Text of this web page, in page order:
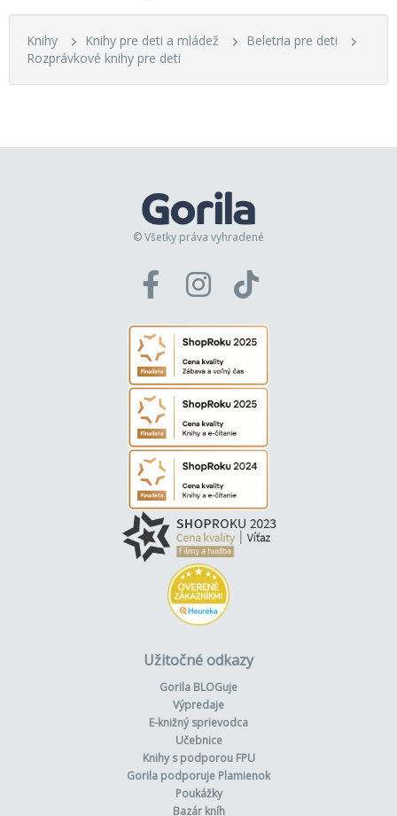
Knihy Knihy pre deti a mládež
Beletria pre deti
Rozprávkové knihy pre deti
© Všetky práva vyhradené
Užitočné odkazy
Gorila BLOGuje
Výpredaje
E-knižný sprievodca
Učebnice
Knihy s podporou FPU
Gorila podporuje Plamienok
Poukážky
Bazár kníh